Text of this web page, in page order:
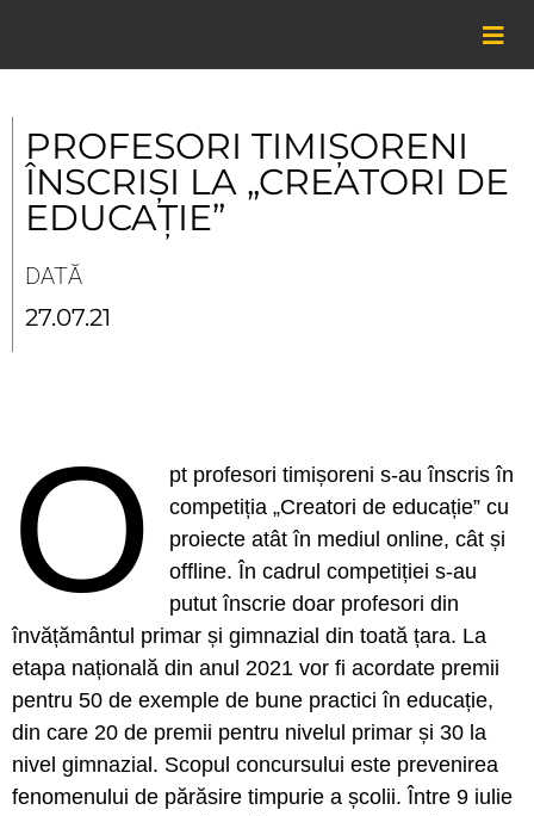
content
PROFESORI TIMIȘORENI
ÎNSCRIȘI LA „CREATORI DE
EDUCAȚIE”
DATĂ
27.07.21
O
pt profesori timișoreni s-au înscris în
competiția „Creatori de educație” cu
proiecte atât în mediul online, cât și
offline. În cadrul competiției s-au
putut înscrie doar profesori din
învățământul primar și gimnazial din toată țara. La
etapa națională din anul 2021 vor fi acordate premii
pentru 50 de exemple de bune practici în educație,
din care 20 de premii pentru nivelul primar și 30 la
nivel gimnazial. Scopul concursului este prevenirea
fenomenului de părăsire timpurie a școlii. Între 9 iulie